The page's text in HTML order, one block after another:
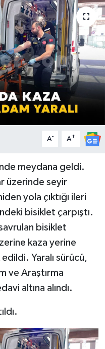
A- A+
meydana geldi.
üzerinde seyir
yola çıktığı ileri
bisiklet çarpıştı.
bisiklet
kaza yerine
Yaralı sürücü,
ve Araştırma
altına alındı.